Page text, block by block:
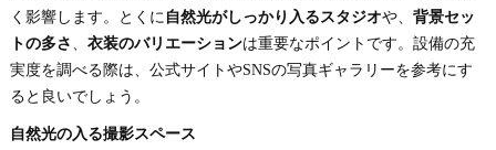
く影響します。とくに 自然光がしっかり入るスタジオや、 背景セッ
トの多さ
衣装のバリエーションは重要なポイントです。設備の充
実度を調べる際は、公式サイトやSNSの写真ギャラリーを参考にす
ると良いでしょう。
自然光の入る撮影スペース